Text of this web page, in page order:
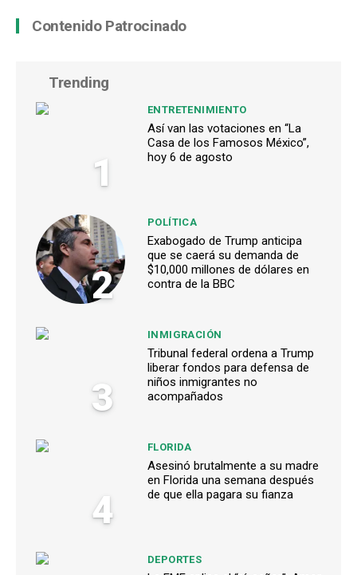
Contenido Patrocinado
Trending
1
ENTRETENIMIENTO
Así van las votaciones en “La
Casa de los Famosos México”,
hoy 6 de agosto
2
POLÍTICA
Exabogado de Trump anticipa
que se caerá su demanda de
$10,000 millones de dólares en
contra de la BBC
3
INMIGRACIÓN
Tribunal federal ordena a Trump
liberar fondos para defensa de
niños inmigrantes no
acompañados
4
FLORIDA
Asesinó brutalmente a su madre
en Florida una semana después
de que ella pagara su fianza
DEPORTES